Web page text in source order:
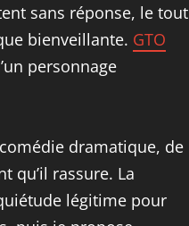
sans réponse, le tout
bienveillante. GTO
personnage
dramatique, de
qu’il rassure. La
légitime pour